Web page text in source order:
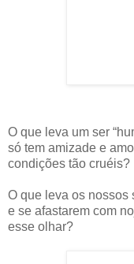
O que leva um ser
só tem amizade e
condições tão cruéis?
O que leva os nossos
e se afastarem com
esse olhar?